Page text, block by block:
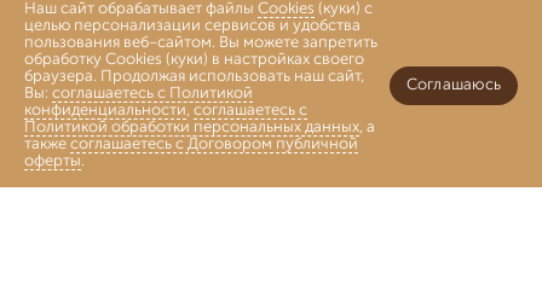
Главная
Наш сайт обрабатывает файлы Cookies (куки) с
целью персонализации сервисов и удобства
пользования веб-сайтом. Вы можете запретить
обработку Cookies (куки) в настройках своего
браузера. Продолжая использовать наш сайт,
Вы: соглашаетесь с Политикой
конфиденциальности, соглашаетесь с
Политикой обработки персональных данных, а
также соглашаетесь с Договором публичной
оферты.
Соглашаюсь